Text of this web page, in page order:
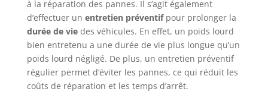
à la réparation des pannes. Il s’agit également
d’effectuer un entretien préventifpour prolonger la
durée de viedes véhicules. En effet, un poids lourd
bien entretenu a une durée de vie plus longue qu’un
poids lourd négligé. De plus, un entretien préventif
régulier permet d’éviter les pannes, ce qui réduit les
coûts de réparation et les temps d’arrêt.